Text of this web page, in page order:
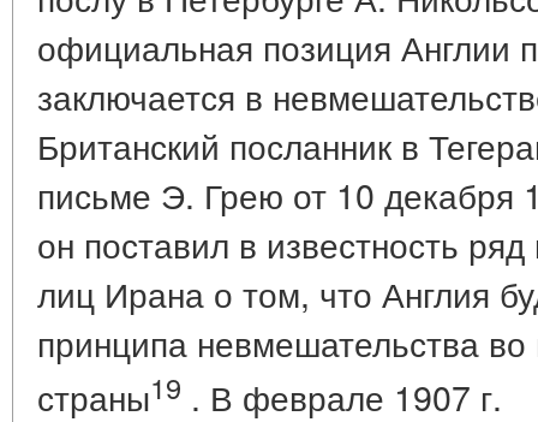
официальная позиция Англии
заключается в
Британский посланник в
письме Э. Грею от 10 декабря
он поставил в известность
лиц Ирана о том, что Англия
принципа невмешательства
страны19 . В феврале 1907 г.